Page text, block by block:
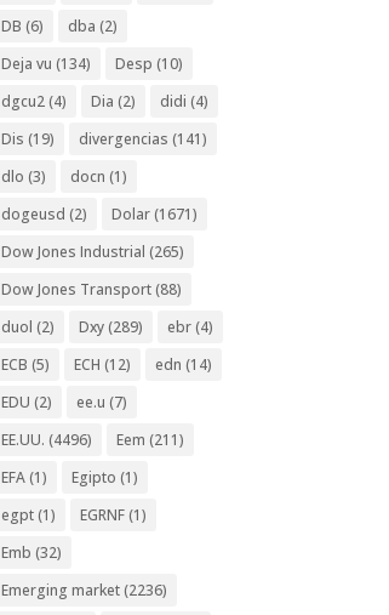
DB (6) dba (2)
Deja vu (134) Desp (10)
dgcu2 (4) Dia (2) didi (4)
Dis (19) divergencias (141)
dlo (3) docn (1)
dogeusd (2) Dolar (1671)
Dow Jones Industrial (265)
Dow Jones Transport (88)
duol (2) Dxy (289) ebr (4)
ECB (5) ECH (12) edn (14)
EDU (2) ee.u (7)
EE.UU. (4496) Eem (211)
EFA (1) Egipto (1)
egpt (1) EGRNF (1)
Emb (32)
Emerging market (2236)